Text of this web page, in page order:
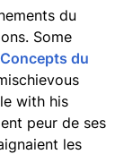
du
Some
Concepts du
with his
peur de ses
les